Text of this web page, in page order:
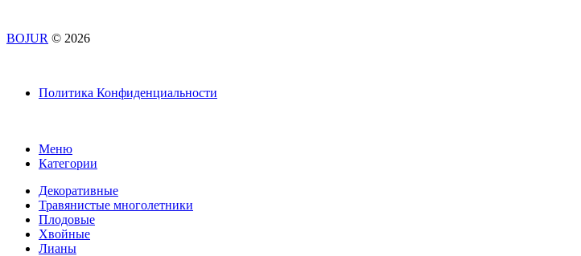
BOJUR © 2026
Политика Конфиденциальности
Меню
Категории
Декоративные
Травянистые многолетники
Плодовые
Хвойные
Лианы